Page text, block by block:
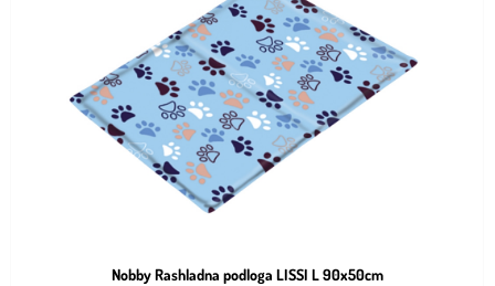
Nobby Rashladna podloga LISSI L 90x50cm